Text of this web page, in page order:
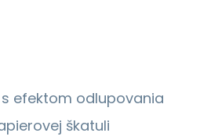
efektom odlupovania
škatuli